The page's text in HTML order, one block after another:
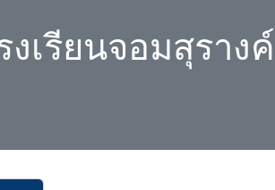
เรียนจอมสุรางค์